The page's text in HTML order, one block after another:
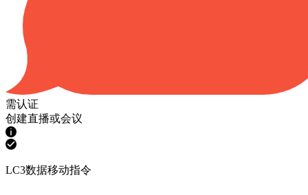
需认证
创建直播或会议
LC3数据移动指令